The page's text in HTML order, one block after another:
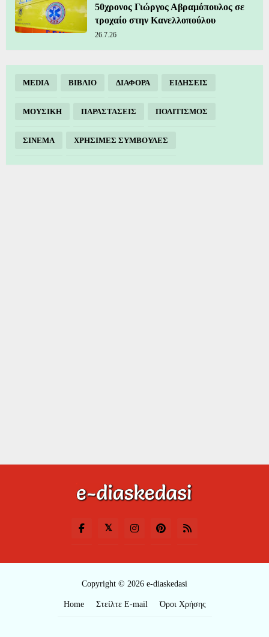
50χρονος Γιώργος Αβραμόπουλος σε
τροχαίο στην Κανελλοπούλου
26.7.26
MEDIA ΒΙΒΛΙΟ ΔΙΑΦΟΡΑ ΕΙΔΗΣΕΙΣ
ΜΟΥΣΙΚΗ ΠΑΡΑΣΤΑΣΕΙΣ ΠΟΛΙΤΙΣΜΟΣ
ΣΙΝΕΜΑ ΧΡΗΣΙΜΕΣ ΣΥΜΒΟΥΛΕΣ
Copyright © 2026 e-diaskedasi
Home Στείλτε E-mail Όροι Χρήσης